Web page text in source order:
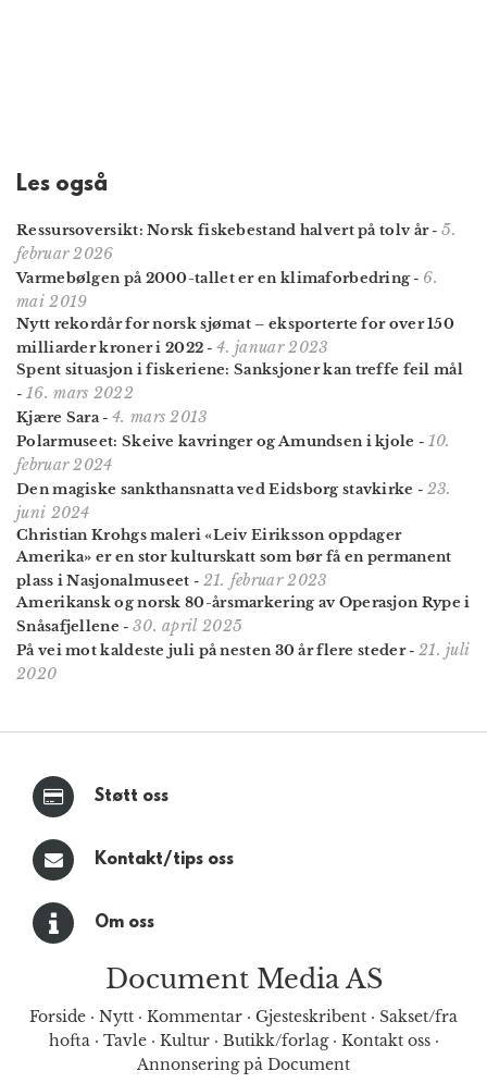
Les også
Ressursoversikt: Norsk fiskebestand halvert på tolv år-5.
februar 2026
Varmebølgen på 2000-tallet er en klima­forbedring - 6.
mai 2019
Nytt rekordår for norsk sjømat – eksporterte for over 150
milliarder kroner i 2022 -4. januar 2023
Spent situasjon i fiskeriene: Sanksjoner kan treffe feil mål
- 16. mars 2022
Kjære Sara - 4. mars 2013
Polarmuseet: Skeive kavringer og Amundsen i kjole - 10.
februar 2024
Den magiske sankthansnatta ved Eidsborg stavkirke - 23.
juni 2024
Christian Krohgs maleri «Leiv Eiriksson oppdager
Amerika» er en stor kultur­skatt som bør få en permanent
plass i Nasjonal­museet - 21. februar 2023
Amerikansk og norsk 80-årsmarkering av Operasjon Rype i
Snåsafjellene - 30. april 2025
På vei mot kaldeste juli på nesten 30 år flere steder- 21. juli
2020
Støtt oss
Kontakt/tips oss
Om oss
Document Media AS
Forside · Nytt · Kommentar · Gjesteskribent · Sakset/fra
hofta· Tavle· Kultur· Butikk/forlag· Kontakt oss·
Annonsering på Document